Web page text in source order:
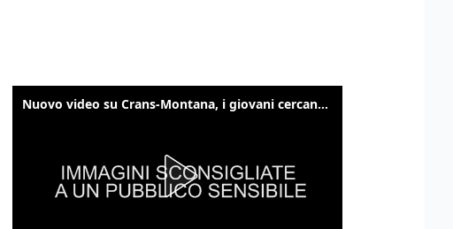
Nuovo video su Crans-Montana, i giovani cercano di sfondare le vetrate